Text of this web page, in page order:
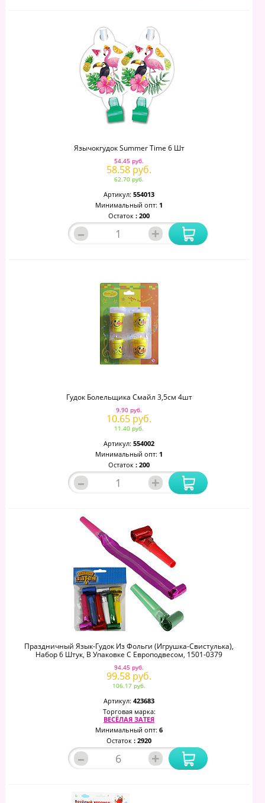
Язычокгудок Summer Time 6 Шт
54.45 руб.
58.58 руб.
62.70 руб.
Артикул: 554013
Минимальный опт: 1
Остаток : 200
– +
Гудок Болельщика Смайл 3,5см 4шт
9.90 руб.
10.65 руб.
11.40 руб.
Артикул: 554002
Минимальный опт: 1
Остаток : 200
– +
Праздничный Язык-Гудок Из Фольги (игрушка-Свистулька),
Набор 6 Штук, В Упаковке С Европодвесом, 1501-0379
94.45 руб.
99.58 руб.
106.17 руб.
Артикул: 423683
Торговая марка:
ВЕСЁЛАЯ ЗАТЕЯ
Минимальный опт: 6
Остаток : 2920
– +